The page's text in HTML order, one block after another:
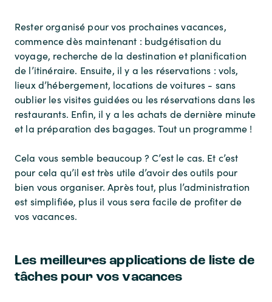
Rester organisé pour vos prochaines vacances,
commence dès maintenant : budgétisation du
voyage, recherche de la destination et planification
de l’itinéraire. Ensuite, il y a les réservations : vols,
lieux d’hébergement, locations de voitures - sans
oublier les visites guidées ou les réservations dans les
restaurants. Enfin, il y a les achats de dernière minute
et la préparation des bagages. Tout un programme !
Cela vous semble beaucoup ? C’est le cas. Et c’est
pour cela qu’il est très utile d’avoir des outils pour
bien vous organiser. Après tout, plus l’administration
est simplifiée, plus il vous sera facile de profiter de
vos vacances.
Les meilleures applications de liste de
tâches pour vos vacances